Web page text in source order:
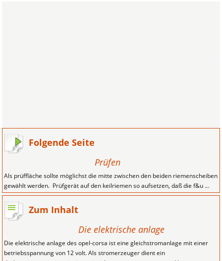
Folgende Seite
Prüfen
Als prüffläche sollte möglichst die mitte zwischen den beiden riemenscheiben
gewählt werden. Prüfgerät auf den keilriemen so aufsetzen, daß die f&u ...
Zum Inhalt
Die elektrische anlage
Die elektrische anlage des opel-corsa ist eine gleichstromanlage mit einer
betriebsspannung von 12 volt. Als stromerzeuger dient ein